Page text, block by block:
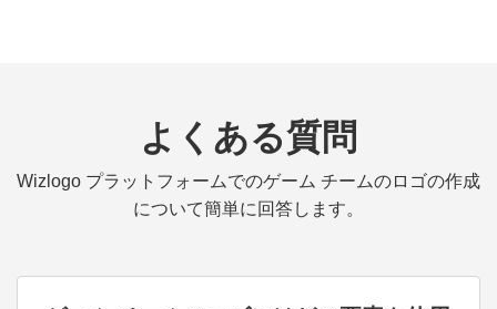
よくある質問
Wizlogo プラットフォームでのゲーム チームのロゴの作成
について簡単に回答します。